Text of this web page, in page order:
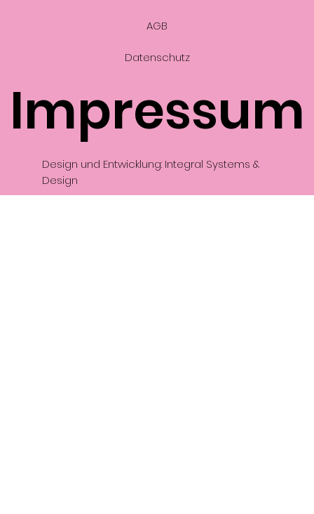
Design und Entwicklung: Integral Systems &
Design
AGB
Datenschutz
Impressum